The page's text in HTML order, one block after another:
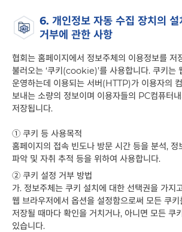
6. 개인정보 자동 수집 장치의 설
거부에 관한 사항
협회는 홈페이지에서 정보주체의 이용정보를 저
불러오는 ‘쿠키(cookie)’를 사용합니다. 쿠키는
운영하는데 이용되는 서버(HTTP)가 이용자의
보내는 소량의 정보이며 이용자들의 PC컴퓨터내
저장됩니다.
① 쿠키 등 사용목적
홈페이지의 접속 빈도나 방문 시간 등을 분석, 정
파악 및 자취 추적 등을 위하여 사용합니다.
② 쿠키 설정 거부 방법
가. 정보주체는 쿠키 설치에 대한 선택권을 가지
웹 브라우저에서 옵션을 설정함으로써 모든 쿠
저장될 때마다 확인을 거치거나, 아니면 모든 쿠
있습니다.